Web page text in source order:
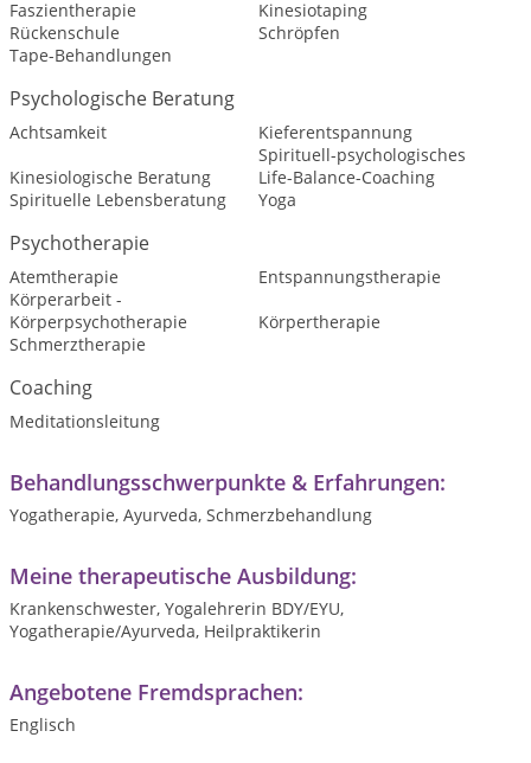
Faszientherapie
Kinesiotaping
Rückenschule
Schröpfen
Tape-Behandlungen
Psychologische Beratung
Achtsamkeit
Kieferentspannung
Kinesiologische Beratung
Spirituell-psychologisches
Life-Balance-Coaching
Spirituelle Lebensberatung
Yoga
Psychotherapie
Atemtherapie
Entspannungstherapie
Körperarbeit -
Körperpsychotherapie
Körpertherapie
Schmerztherapie
Coaching
Meditationsleitung
Behandlungsschwerpunkte & Erfahrungen:
Yogatherapie, Ayurveda, Schmerzbehandlung
Meine therapeutische Ausbildung:
Krankenschwester, Yogalehrerin BDY/EYU,
Yogatherapie/Ayurveda, Heilpraktikerin
Angebotene Fremdsprachen:
Englisch